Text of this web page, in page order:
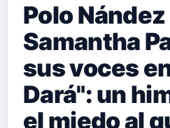
Polo
Samantha
sus voces
Dará": un
el miedo al